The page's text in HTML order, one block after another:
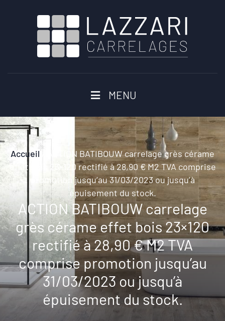
MENU
Accueil
ACTION BATIBOUW carrelage grès cérame
effet bois 23×120 rectifié à 28,90 € M2 TVA comprise
promotion jusqu’au 31/03/2023 ou jusqu’à
épuisement du stock.
ACTION BATIBOUW carrelage
grès cérame effet bois 23×120
rectifié à 28,90 € M2 TVA
comprise promotion jusqu’au
31/03/2023 ou jusqu’à
épuisement du stock.